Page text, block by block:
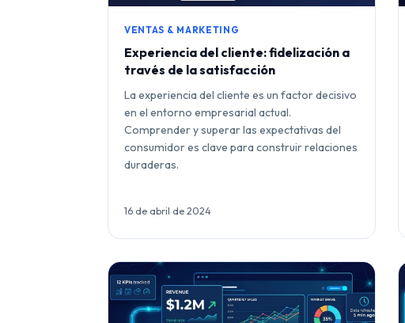
VENTAS & MARKETING
Experiencia del cliente: fidelización a
través de la satisfacción
La experiencia del cliente es un factor decisivo
en el entorno empresarial actual.
Comprender y superar las expectativas del
consumidor es clave para construir relaciones
duraderas.
16 de abril de 2024